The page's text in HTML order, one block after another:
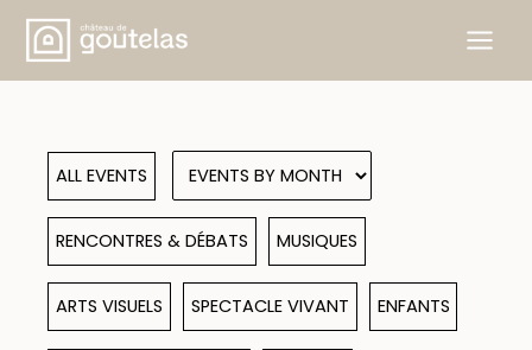
Skip
content
ALL EVENTS
RENCONTRES & DÉBATS MUSIQUES
ARTS VISUELS SPECTACLE VIVANT ENFANTS